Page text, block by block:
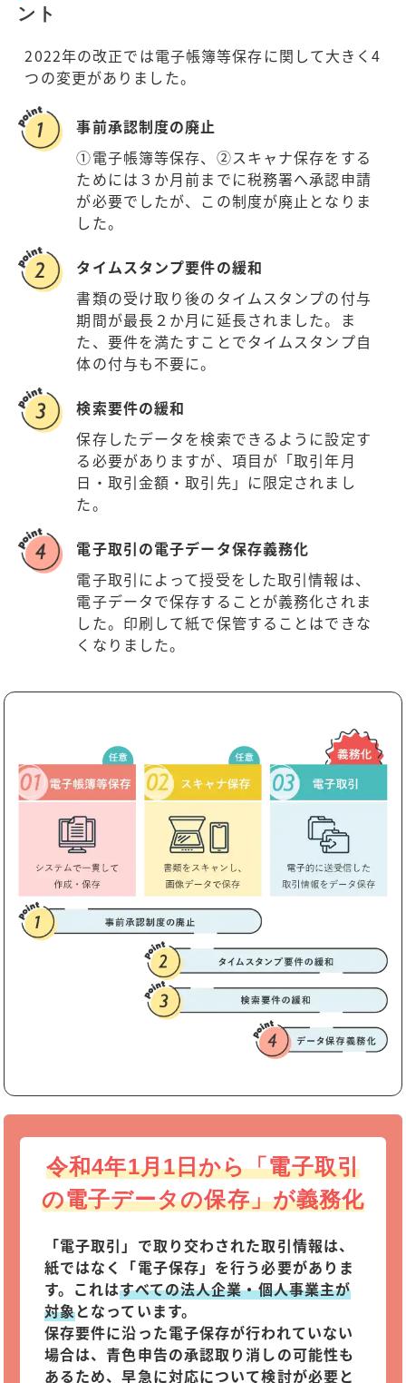
ント
2022年の改正では電子帳簿等保存に関して大きく4
つの変更がありました。
事前承認制度の廃止
①電子帳簿等保存、②スキャナ保存をする
ためには３か月前までに税務署へ承認申請
が必要でしたが、この制度が廃止となりま
した。
タイムスタンプ要件の緩和
書類の受け取り後のタイムスタンプの付与
期間が最長２か月に延長されました。ま
た、要件を満たすことでタイムスタンプ自
体の付与も不要に。
検索要件の緩和
保存したデータを検索できるように設定す
る必要がありますが、項目が「取引年月
日・取引金額・取引先」に限定されまし
た。
電子取引の電子データ保存義務化
電子取引によって授受をした取引情報は、
電子データで保存することが義務化されま
した。印刷して紙で保管することはできな
くなりました。
令和4年1月1日から「電子取引
の電子データの保存」が義務化
「電子取引」で取り交わされた取引情報は、
紙ではなく「電子保存」を行う必要がありま
す。これはすべての法人企業・個人事業主が
対象となっています。
保存要件に沿った電子保存が行われていない
場合は、青色申告の承認取り消しの可能性も
あるため、早急に対応について検討が必要と